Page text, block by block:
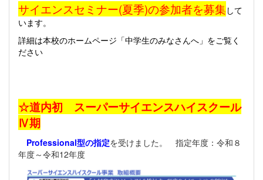
サイエンスセミナー(夏季)の参加者を募集して
います。
詳細は本校のホームページ「中学生のみなさんへ」をご覧く
ださい
☆道内初 スーパーサイエンスハイスクール
Ⅳ期
Professional型の指定を受けました。 指定年度：令和８
年度～令和12年度